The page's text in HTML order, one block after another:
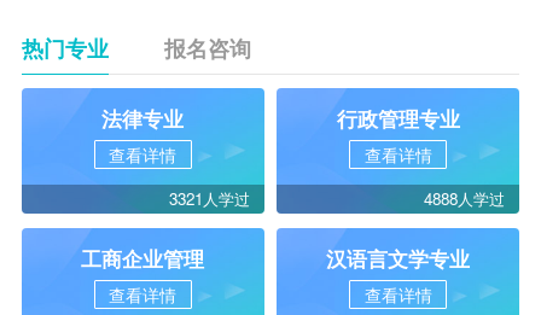
热门专业 报名咨询
法律专业
查看详情
3321人学过
行政管理专业
查看详情
4888人学过
工商企业管理
查看详情
汉语言文学专业
查看详情